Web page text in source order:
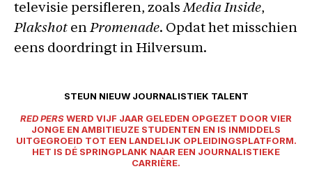
televisie persifleren, zoalsMedia Inside,
Plakshot enPromenade. Opdat het misschien
eens doordringt in Hilversum.
STEUN NIEUW JOURNALISTIEK TALENT
RED PERSWERD VIJF JAAR GELEDEN OPGEZET DOOR VIER
JONGE EN AMBITIEUZE STUDENTEN EN IS INMIDDELS
UITGEGROEID TOT EEN LANDELIJK OPLEIDINGSPLATFORM.
HET IS DÉ SPRINGPLANK NAAR EEN JOURNALISTIEKE
CARRIÈRE.